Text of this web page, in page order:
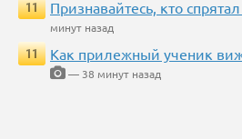
11
Признавайтесь, кто
минут назад
11
Как прилежный ученик
— 38 минут назад